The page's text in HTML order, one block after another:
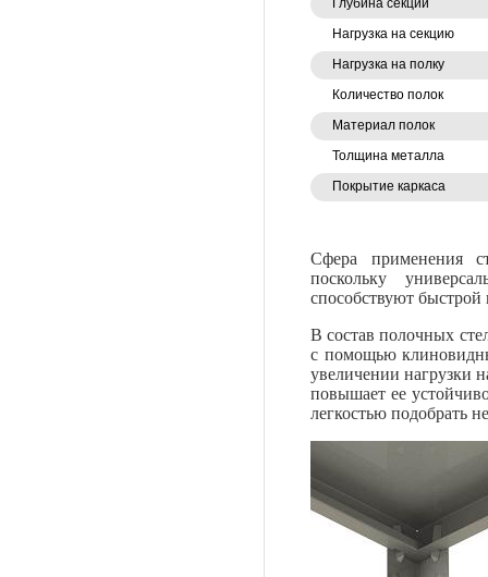
Глубина секции
Нагрузка на секцию
Нагрузка на полку
Количество полок
Материал полок
Толщина металла
Покрытие каркаса
Сфера применения
поскольку
способствуют
В состав полочных
с помощью
увеличении нагрузки
повышает ее
легкостью подобрать